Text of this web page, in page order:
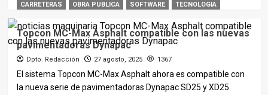
CARRETERAS OBRA PUBLICA SOFTWARE TECNOLOGIA
Topcon MC-Max Asphalt compatible con las nuevas
pavimentadoras Dynapac
Dpto. Redacción 27 agosto, 2025 1367
El sistema Topcon MC-Max Asphalt ahora es compatible con
la nueva serie de pavimentadoras Dynapac SD25 y XD25.